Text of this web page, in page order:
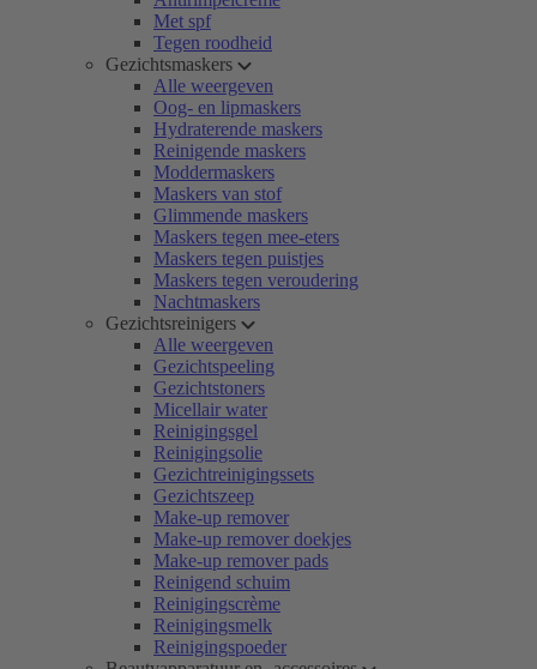
Met spf
Tegen roodheid
Gezichtsmaskers
Alle weergeven
Oog- en lipmaskers
Hydraterende maskers
Reinigende maskers
Moddermaskers
Maskers van stof
Glimmende maskers
Maskers tegen mee-eters
Maskers tegen puistjes
Maskers tegen veroudering
Nachtmaskers
Gezichtsreinigers
Alle weergeven
Gezichtspeeling
Gezichtstoners
Micellair water
Reinigingsgel
Reinigingsolie
Gezichtreinigingssets
Gezichtszeep
Make-up remover
Make-up remover doekjes
Make-up remover pads
Reinigend schuim
Reinigingscrème
Reinigingsmelk
Reinigingspoeder